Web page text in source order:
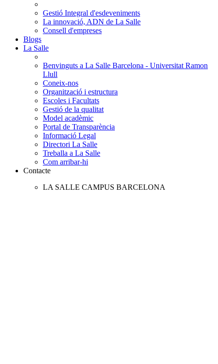
Gestió Integral d'esdeveniments
La innovació, ADN de La Salle
Consell d'empreses
Blogs
La Salle
Benvinguts a La Salle Barcelona - Universitat Ramon
Llull
Coneix-nos
Organització i estructura
Escoles i Facultats
Gestió de la qualitat
Model acadèmic
Portal de Transparència
Informació Legal
Directori La Salle
Treballa a La Salle
Com arribar-hi
Contacte
LA SALLE CAMPUS BARCELONA